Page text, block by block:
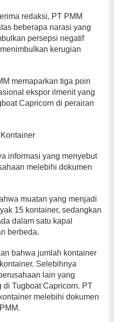
redaksi, PT PMM
beberapa narasi yang
persepsi negatif
kerugian
memaparkan tiga poin
ekspor ilmenit yang
Capricorn di perairan
informasi yang menyebut
melebihi dokumen
muatan yang menjadi
15 kontainer, sedangkan
dalam satu kapal
berbeda.
bahwa jumlah kontainer
Selebihnya
lain yang
di Tugboat Capricorn. PT
melebihi dokumen